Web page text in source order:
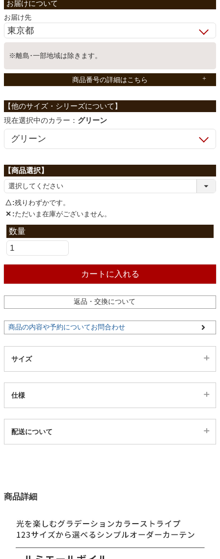
ホームオフィス
こたつ
寝具
ファブリック
ラグ
収納用品
ガーデン
タワー
お届け先
※離島･一部地域は除きます。
商品番号の詳細はこちら
カラー： グリーン
△ 残りわずかです。
✕ ただいま在庫がございません。
カートに入れる
返品・交換について
商品の内容や予約についてお問合わせ
サイズ
仕様
11205490
1色
生地巾
150(cm)
タテ糸組成
配送について
商品詳細